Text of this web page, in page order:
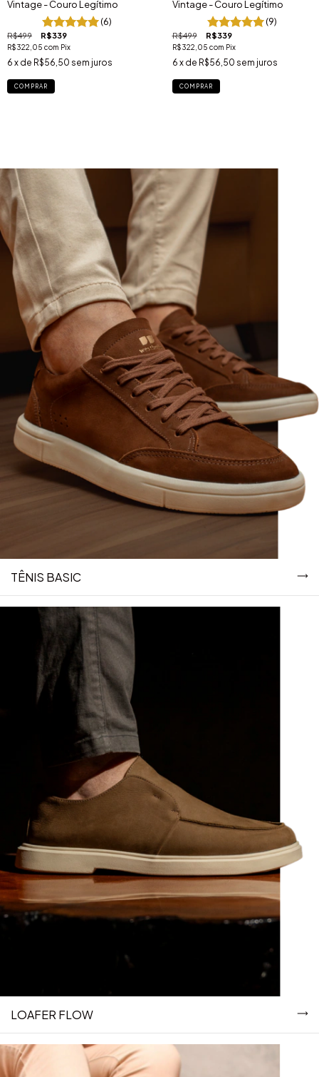
Vintage - Couro Legítimo
(6)
R$499 R$339
R$322,05 com Pix
6 x de R$56,50 sem juros
COMPRAR
Vintage - Couro Legítimo
(9)
R$499 R$339
R$322,05 com Pix
6 x de R$56,50 sem juros
COMPRAR
TÊNIS BASIC
LOAFER FLOW